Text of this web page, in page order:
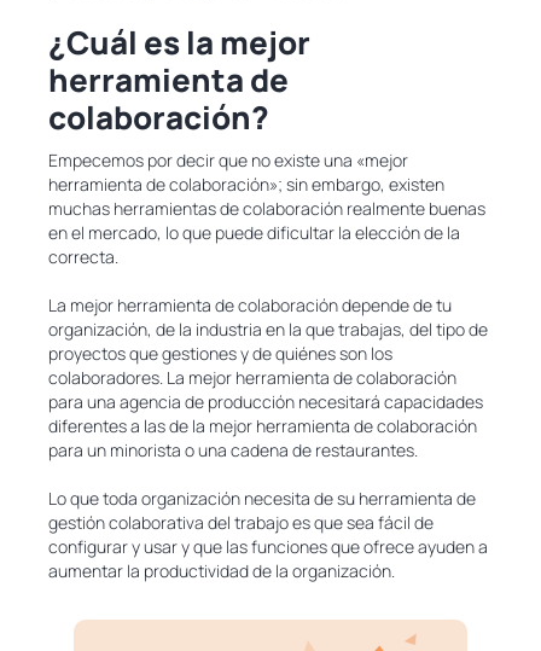
¿Cuál es la mejor
herramienta de
colaboración?
Empecemos por decir que no existe una «mejor
herramienta de colaboración»; sin embargo, existen
muchas herramientas de colaboración realmente buenas
en el mercado, lo que puede dificultar la elección de la
correcta.
La mejor herramienta de colaboración depende de tu
organización, de la industria en la que trabajas, del tipo de
proyectos que gestiones y de quiénes son los
colaboradores. La mejor herramienta de colaboración
para una agencia de producción necesitará capacidades
diferentes a las de la mejor herramienta de colaboración
para un minorista o una cadena de restaurantes.
Lo que toda organización necesita de su herramienta de
gestión colaborativa del trabajo es que sea fácil de
configurar y usar y que las funciones que ofrece ayuden a
aumentar la productividad de la organización.